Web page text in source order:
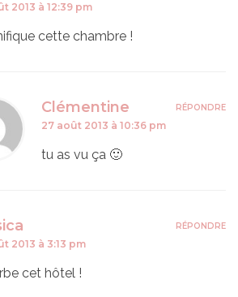
2013 à 12:39 pm
cette chambre !
Clémentine
27 août 2013 à 10:36 pm
tu as vu ça 🙂
RÉPONDRE
2013 à 3:13 pm
cet hôtel !
RÉPONDRE